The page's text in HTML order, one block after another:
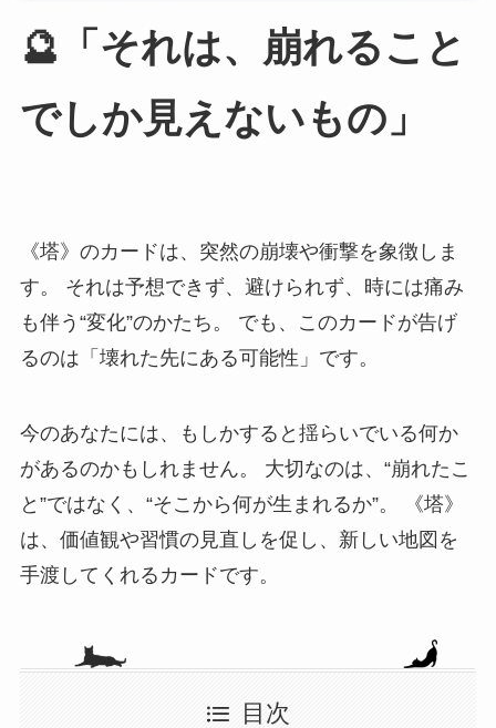
🔮「それは、崩れること
でしか見えないもの」
《塔》のカードは、突然の崩壊や衝撃を象徴しま
す。 それは予想できず、避けられず、時には痛み
も伴う“変化”のかたち。 でも、このカードが告げ
るのは「壊れた先にある可能性」です。
今のあなたには、もしかすると揺らいでいる何か
があるのかもしれません。 大切なのは、“崩れたこ
と”ではなく、“そこから何が生まれるか”。 《塔》
は、価値観や習慣の見直しを促し、新しい地図を
手渡してくれるカードです。
目次